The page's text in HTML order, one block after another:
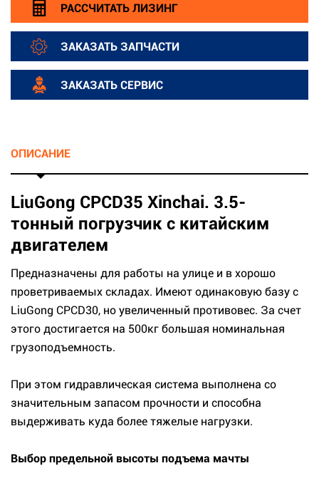
РАССЧИТАТЬ ЛИЗИНГ
ЗАКАЗАТЬ ЗАПЧАСТИ
ЗАКАЗАТЬ СЕРВИС
ОПИСАНИЕ
LiuGong CPCD35 Xinchai. 3.5-
тонный погрузчик с китайским
двигателем
Предназначены для работы на улице и в хорошо
проветриваемых складах. Имеют одинаковую базу с
LiuGong CPCD30, но увеличенный противовес. За счет
этого достигается на 500кг большая номинальная
грузоподъемность.
При этом гидравлическая система выполнена со
значительным запасом прочности и способна
выдерживать куда более тяжелые нагрузки.
Выбор предельной высоты подъема мачты